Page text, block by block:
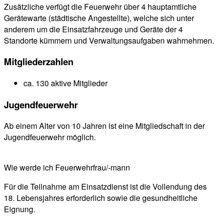
Zusätzliche verfügt die Feuerwehr über 4 hauptamtliche
Gerätewarte (städtische Angestellte), welche sich unter
anderem um die Einsatzfahrzeuge und Geräte der 4
Standorte kümmern und Verwaltungsaufgaben wahrnehmen.
Mitgliederzahlen
ca. 130 aktive Mitglieder
Jugendfeuerwehr
Ab einem Alter von 10 Jahren ist eine Mitgliedschaft in der
Jugendfeuerwehr möglich.
Wie werde ich Feuerwehrfrau/-mann
Für die Teilnahme am Einsatzdienst ist die Vollendung des
18. Lebensjahres erforderlich sowie die gesundheitliche
Eignung.